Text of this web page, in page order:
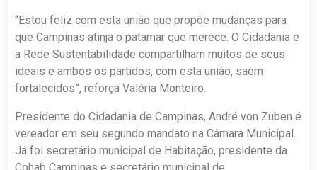
“Estou feliz com esta união que propõe mudanças para
que Campinas atinja o patamar que merece. O Cidadania e
a Rede Sustentabilidade compartilham muitos de seus
ideais e ambos os partidos, com esta união, saem
fortalecidos”, reforça Valéria Monteiro.
Presidente do Cidadania de Campinas, André von Zuben é
vereador em seu segundo mandato na Câmara Municipal.
Já foi secretário municipal de Habitação, presidente da